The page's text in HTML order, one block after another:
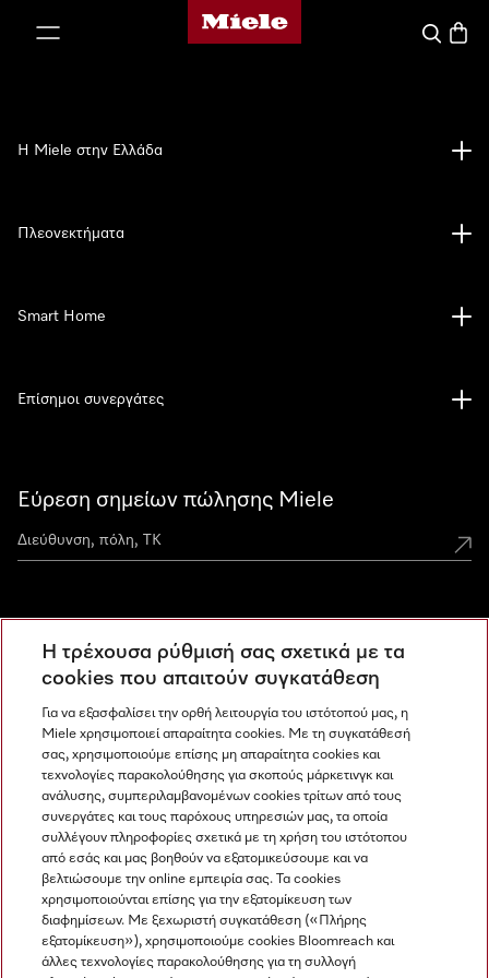
Αρχική σελίδα της Miele
Εύρεση σημείων πώλησης Miele
Ανακαλύψτε τα Miele Experience Center
Newsletter
Η Miele στην Ελλάδα
Πλεονεκτήματα
Smart Home
Επίσημοι συνεργάτες
Miele στο Instagram
Miele στο Facebook
Miele στο Youtube
Η τρέχουσα ρύθμισή σας σχετικά με τα
cookies που απαιτούν συγκατάθεση
Για να εξασφαλίσει την ορθή λειτουργία του ιστότοπού μας, η
Miele χρησιμοποιεί απαραίτητα cookies. Με τη συγκατάθεσή
σας, χρησιμοποιούμε επίσης μη απαραίτητα cookies και
τεχνολογίες παρακολούθησης για σκοπούς μάρκετινγκ και
ανάλυσης, συμπεριλαμβανομένων cookies τρίτων από τους
συνεργάτες και τους παρόχους υπηρεσιών μας, τα οποία
συλλέγουν πληροφορίες σχετικά με τη χρήση του ιστότοπου
από εσάς και μας βοηθούν να εξατομικεύσουμε και να
βελτιώσουμε την online εμπειρία σας. Τα cookies
χρησιμοποιούνται επίσης για την εξατομίκευση των
διαφημίσεων. Με ξεχωριστή συγκατάθεση («Πλήρης
εξατομίκευση»), χρησιμοποιούμε cookies Bloomreach και
άλλες τεχνολογίες παρακολούθησης για τη συλλογή